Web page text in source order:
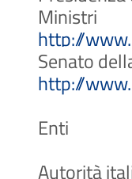
Ministri
http://
Senato
http://
Enti
Autorità